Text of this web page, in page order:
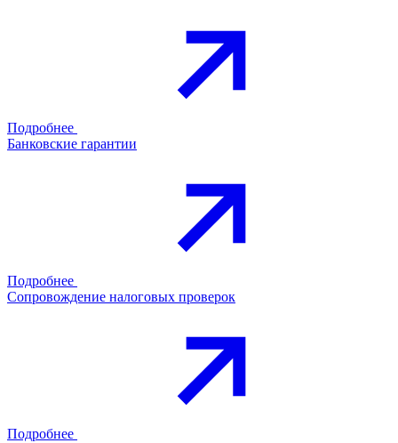
Подробнее
Банковские гарантии
Подробнее
Сопровождение налоговых проверок
Подробнее